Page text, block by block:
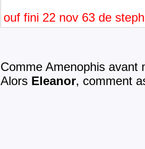
ouf fini 22 nov 63 de
Comme Amenophis avant
Alors Eleanor, comment